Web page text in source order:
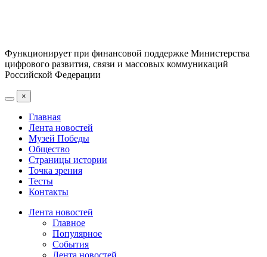
Функционирует при финансовой поддержке Министерства
цифрового развития, связи и массовых коммуникаций
Российской Федерации
×
Главная
Лента новостей
Музей Победы
Общество
Страницы истории
Точка зрения
Тесты
Контакты
Лента новостей
Главное
Популярное
События
Лента новостей